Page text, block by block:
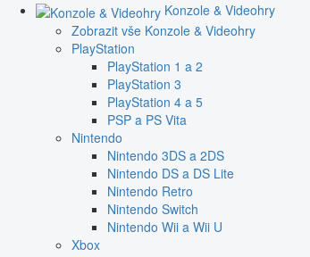
Konzole & Videohry
Zobrazit vše Konzole & Videohry
PlayStation
PlayStation 1 a 2
PlayStation 3
PlayStation 4 a 5
PSP a PS Vita
Nintendo
Nintendo 3DS a 2DS
Nintendo DS a DS Lite
Nintendo Retro
Nintendo Switch
Nintendo Wii a Wii U
Xbox